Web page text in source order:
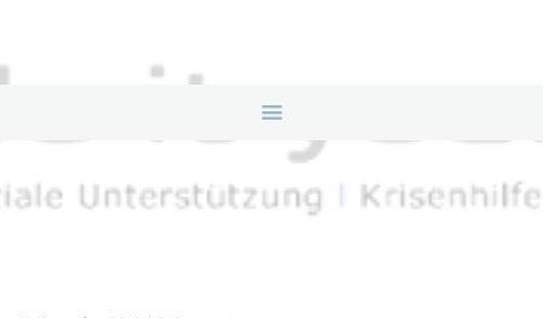
ANGEBOTE
INFOS & LINKS
NEWS